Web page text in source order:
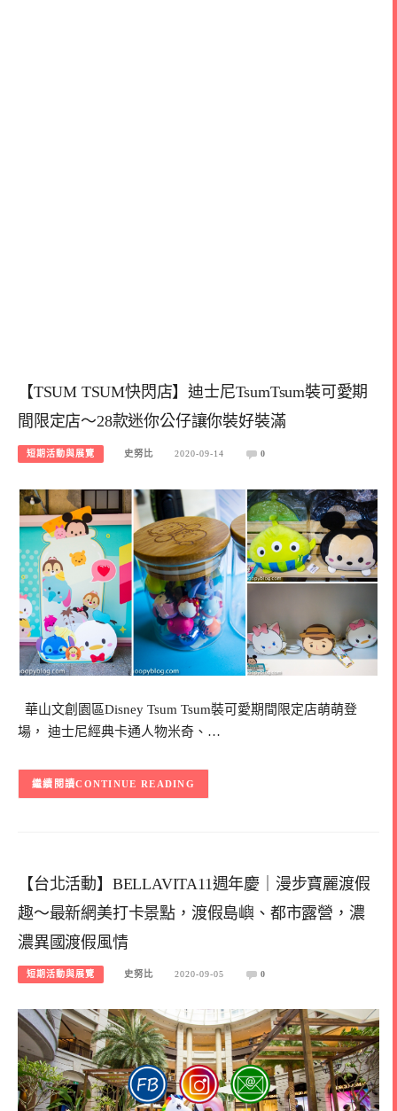
【TSUM TSUM快閃店】迪士尼TsumTsum裝可愛期
間限定店～28款迷你公仔讓你裝好裝滿
短期活動與展覽 史努比 2020-09-14 0
華山文創園區Disney Tsum Tsum裝可愛期間限定店萌萌登
場， 迪士尼經典卡通人物米奇、…
CONTINUE READING
【台北活動】BELLAVITA11週年慶｜漫步寶麗渡假
趣～最新網美打卡景點，渡假島嶼、都市露營，濃
濃異國渡假風情
短期活動與展覽 史努比 2020-09-05 0